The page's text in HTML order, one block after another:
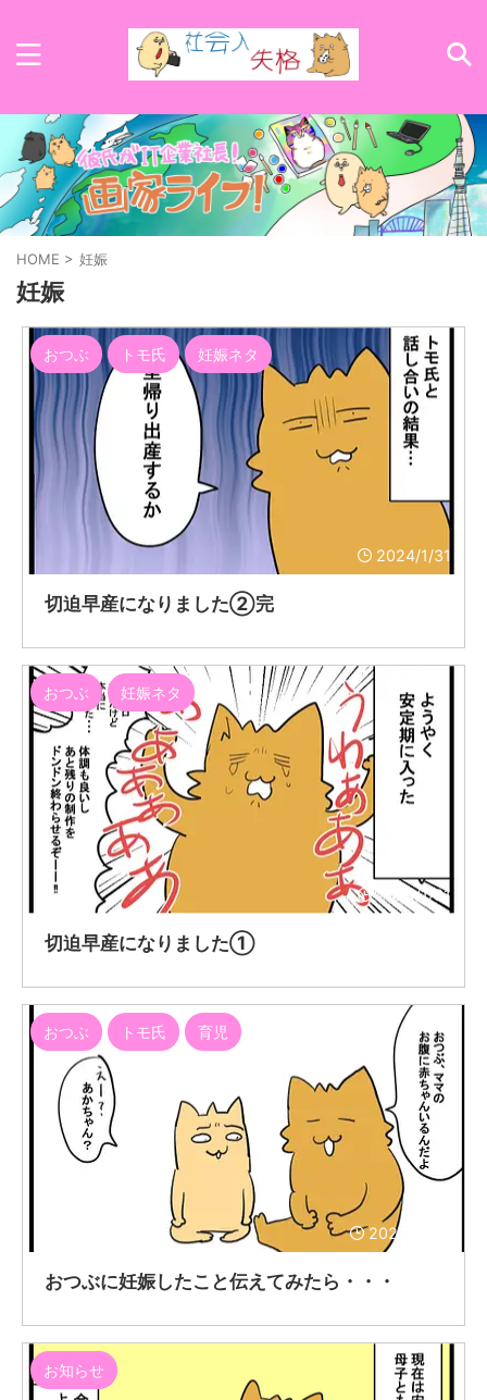
HOME > 妊娠
妊娠
2024/1/31
おつぶ トモ氏 妊娠ネタ
切迫早産になりました②完
2024/1/31
おつぶ 妊娠ネタ
切迫早産になりました①
2023/11/15
おつぶ トモ氏 育児
おつぶに妊娠したこと伝えてみたら・・・
お知らせ